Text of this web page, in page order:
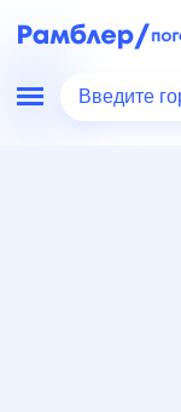
Введите